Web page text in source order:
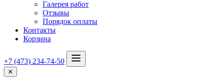
Галерея работ
Отзывы
Порядок оплаты
Контакты
Корзина
+7 (473) 234-74-50
✕